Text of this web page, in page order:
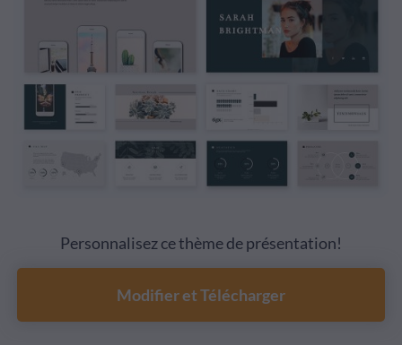
Personnalisez ce thème de présentation!
Modifier et Télécharger